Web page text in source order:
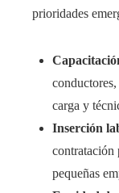
prioridades
carga y
Inserción
contratación
pequeñas